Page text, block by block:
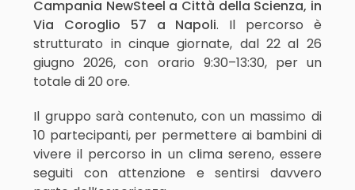
Campania NewSteel a Città della Scienza, in
Via Coroglio 57 a Napoli. Il percorso è
strutturato in cinque giornate, dal 22 al 26
giugno 2026, con orario 9:30–13:30, per un
totale di 20 ore.
Il gruppo sarà contenuto, con un massimo di
10 partecipanti, per permettere ai bambini di
vivere il percorso in un clima sereno, essere
seguiti con attenzione e sentirsi davvero